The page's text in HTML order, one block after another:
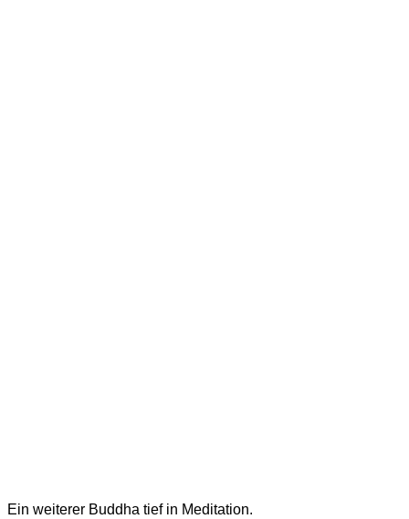
Ein weiterer Buddha tief in Meditation.